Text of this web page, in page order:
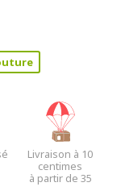
Livraison à 10
centimes
à partir de 35